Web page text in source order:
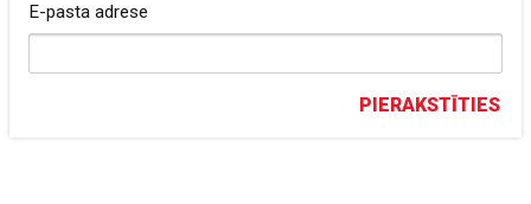
E-pasta adrese
PIERAKSTĪTIES